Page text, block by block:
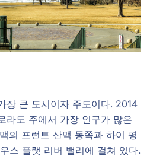
장 큰 도시이자 주도이다. 2014
라도 주에서 가장 인구가 많은
의 프런트 산맥 동쪽과 하이 평
스 플랫 리버 밸리에 걸쳐 있다.